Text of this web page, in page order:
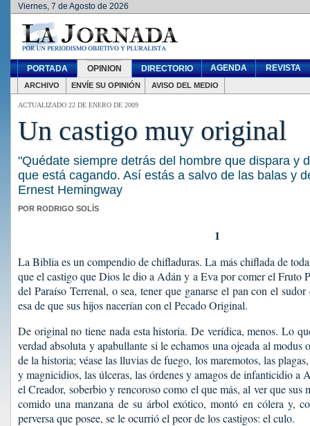
Viernes, 7 de Agosto de 2026
PORTADA OPINION DIRECTORIO AGENDA REVISTA
ARCHIVO ENVÍE SU OPINIÓN AVISO DEL MEDIO
ACTUALIZADO 22 DE ENERO DE 2009
Un castigo muy original
"Quédate siempre detrás del hombre que dispara y
que está cagando. Así estás a salvo de las balas y
Ernest Hemingway
POR RODRIGO SOLÍS
1
La Biblia es un compendio de chifladuras. La más chiflada de
que el castigo que Dios le dio a Adán y a Eva por comer el Fruto
del Paraíso Terrenal, o sea, tener que ganarse el pan con el
esa de que sus hijos nacerían con el Pecado Original.
De original no tiene nada esta historia. De verídica, menos. Lo
verdad absoluta y apabullante si le echamos una ojeada al modus
de la historia; véase las lluvias de fuego, los maremotos, las
y magnicidios, las úlceras, las órdenes y amagos de infanticidio a
el Creador, soberbio y rencoroso como el que más, al ver que sus
comido una manzana de su árbol exótico, montó en cólera y,
perversa que posee, se le ocurrió el peor de los castigos: el culo.